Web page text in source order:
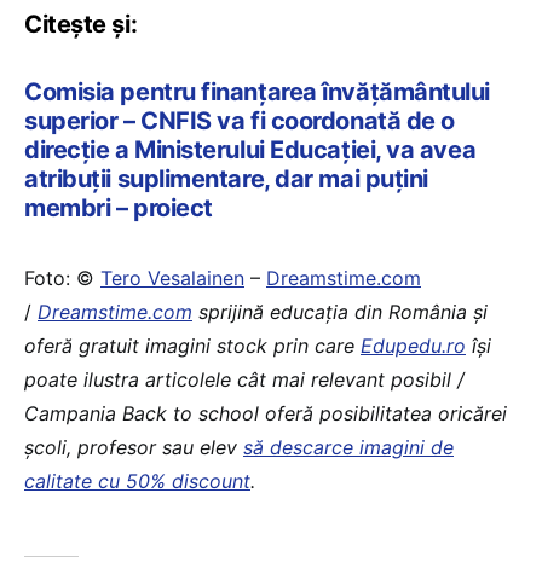
Citește și:
Comisia pentru finanțarea învățământului
superior – CNFIS va fi coordonată de o
direcție a Ministerului Educației, va avea
atribuții suplimentare, dar mai puțini
membri – proiect
Foto: © Tero Vesalainen – Dreamstime.com
/ Dreamstime.com sprijină educaţia din România şi
oferă gratuit imagini stock prin care Edupedu.ro îşi
poate ilustra articolele cât mai relevant posibil /
Campania Back to school oferă posibilitatea oricărei
școli, profesor sau elev să descarce imagini de
calitate cu 50% discount.